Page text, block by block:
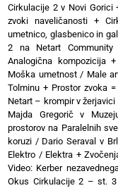
Cirkulacije 2 v Novi Gorici
zvoki naveličanosti +
umetnico, glasbenico in
2 na Netart Community
Analogična kompozicija+
Moška umetnost / Male
Tolminu + Prostor zvoka
Netart – krompir v žerjavici
Majda Gregorič v
prostorov na Paralelnih
koruzi / Dario Seraval v
Elektro / Elektra +
Video: Kerber
Okus Cirkulacije 2 – st. 3